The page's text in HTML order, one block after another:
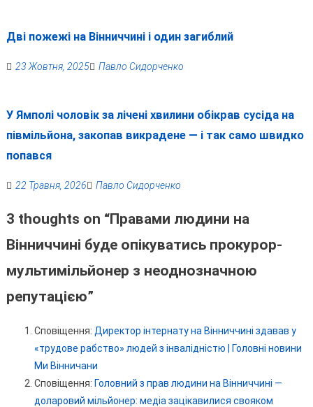
Дві пожежі на Вінниччині і один загиблий
23 Жовтня, 2025 Павло Сидорченко
У Ямполі чоловік за лічені хвилини обікрав сусіда на
півмільйона, закопав викрадене — і так само швидко
попався
22 Травня, 2026 Павло Сидорченко
3 thoughts on “Правами людини на
Вінниччині буде опікуватись прокурор-
мультимільйонер з неоднозначною
репутацією”
Сповіщення: Директор інтернату на Вінниччині здавав у
«трудове рабство» людей з інвалідністю | Головні новини
Ми Вінничани
Сповіщення: Головний з прав людини на Вінниччині —
доларовий мільйонер: медіа зацікавилися свояком